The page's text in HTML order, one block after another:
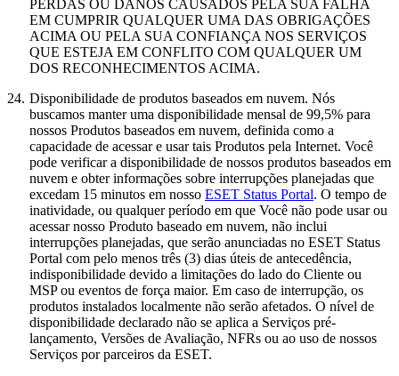
PERDAS OU DANOS CAUSADOS PELA SUA FALHA
EM CUMPRIR QUALQUER UMA DAS OBRIGAÇÕES
ACIMA OU PELA SUA CONFIANÇA NOS SERVIÇOS
QUE ESTEJA EM CONFLITO COM QUALQUER UM
DOS RECONHECIMENTOS ACIMA.
24. Disponibilidade de produtos baseados em nuvem. Nós
buscamos manter uma disponibilidade mensal de 99,5% para
nossos Produtos baseados em nuvem, definida como a
capacidade de acessar e usar tais Produtos pela Internet. Você
pode verificar a disponibilidade de nossos produtos baseados em
nuvem e obter informações sobre interrupções planejadas que
excedam 15 minutos em nosso ESET Status Portal. O tempo de
inatividade, ou qualquer período em que Você não pode usar ou
acessar nosso Produto baseado em nuvem, não inclui
interrupções planejadas, que serão anunciadas no ESET Status
Portal com pelo menos três (3) dias úteis de antecedência,
indisponibilidade devido a limitações do lado do Cliente ou
MSP ou eventos de força maior. Em caso de interrupção, os
produtos instalados localmente não serão afetados. O nível de
disponibilidade declarado não se aplica a Serviços pré-
lançamento, Versões de Avaliação, NFRs ou ao uso de nossos
Serviços por parceiros da ESET.